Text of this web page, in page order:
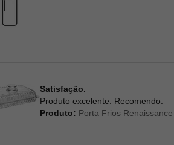
Satisfação.
Produto excelente. Recomendo.
Produto: Porta Frios